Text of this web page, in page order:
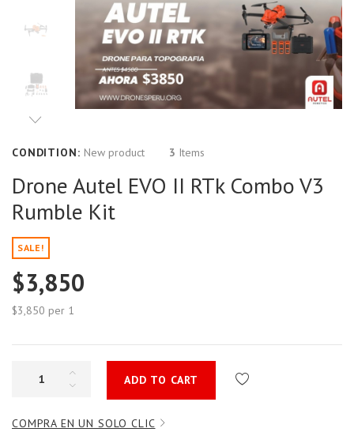
CONDITION: New product 3 Items
Drone Autel EVO II RTk Combo V3
Rumble Kit
SALE!
$3,850
$3,850 per 1
ADD TO CART
COMPRA EN UN SOLO CLIC